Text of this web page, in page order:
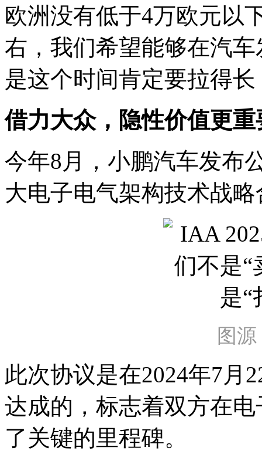
欧洲没有低于4万欧元以
右，我们希望能够在汽
是这个时间肯定要拉得
借力大众，隐性价值更重
今年8月，小鹏汽车发布
大电子电气架构技术战
图
此次协议是在2024年7月
达成的，标志着双方在
了关键的里程碑。